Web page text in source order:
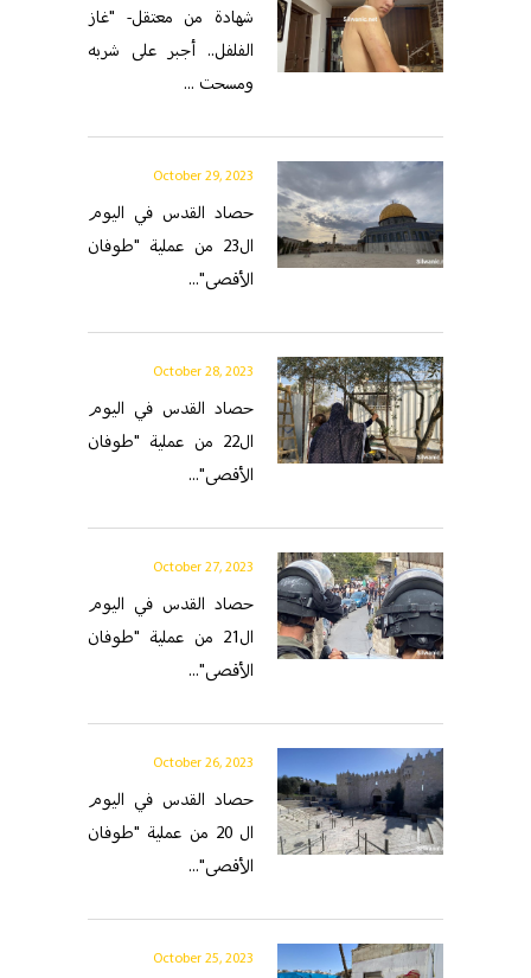
شهادة من معتقل- "غاز
الفلفل.. أجبر على شربه
ومسحت ...
October 29, 2023
حصاد القدس في اليوم
ال23 من عملية "طوفان
الأقصى"...
October 28, 2023
حصاد القدس في اليوم
ال22 من عملية "طوفان
الأقصى"...
October 27, 2023
حصاد القدس في اليوم
ال21 من عملية "طوفان
الأقصى"...
October 26, 2023
حصاد القدس في اليوم
ال 20 من عملية "طوفان
الأقصى"...
October 25, 2023